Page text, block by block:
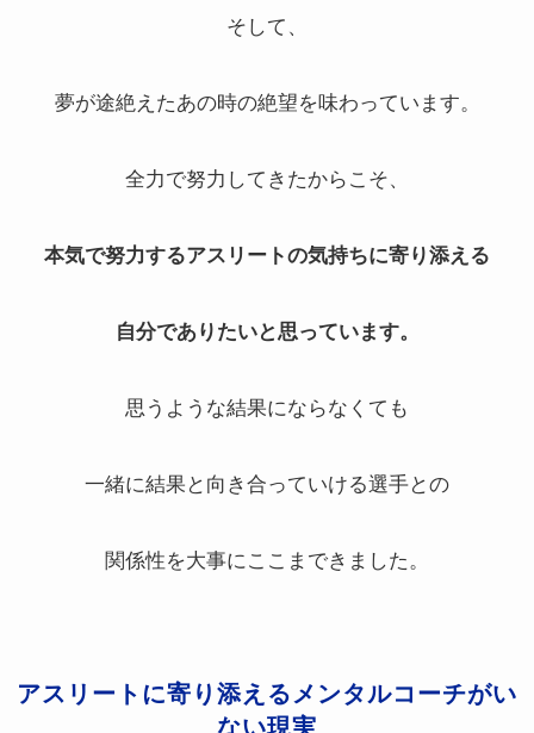
そして、
夢が途絶えたあの時の絶望を味わっています。
全力で努力してきたからこそ、
本気で努力するアスリートの気持ちに寄り添える
自分でありたいと思っています。
思うような結果にならなくても
一緒に結果と向き合っていける選手との
関係性を大事にここまできました。
アスリートに寄り添えるメンタルコーチがい
ない現実